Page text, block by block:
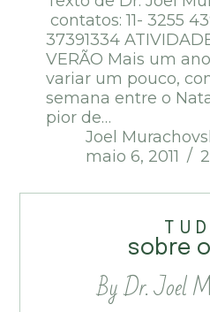
contatos: 11- 3255
37391334
VERÃO Mais um
variar um pouco,
semana entre o
pior de…
Joel
maio 6, 2011
sobre
By Dr. Joel